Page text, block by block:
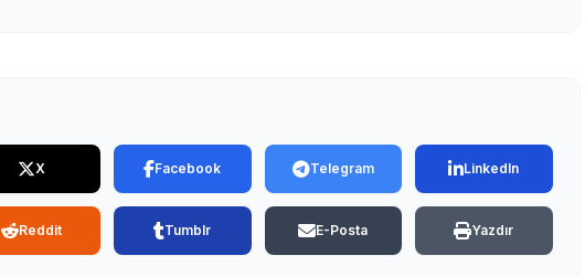
X Facebook Telegram LinkedIn
Reddit Tumblr E-Posta Yazdır